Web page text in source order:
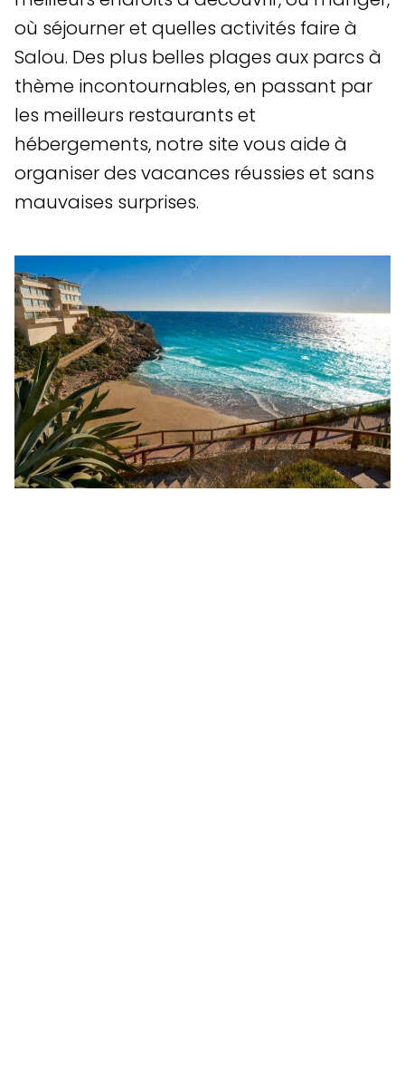
où séjourner et quelles activités faire à
Salou. Des plus belles plages aux parcs à
thème incontournables, en passant par
les meilleurs restaurants et
hébergements, notre site vous aide à
organiser des vacances réussies et sans
mauvaises surprises.